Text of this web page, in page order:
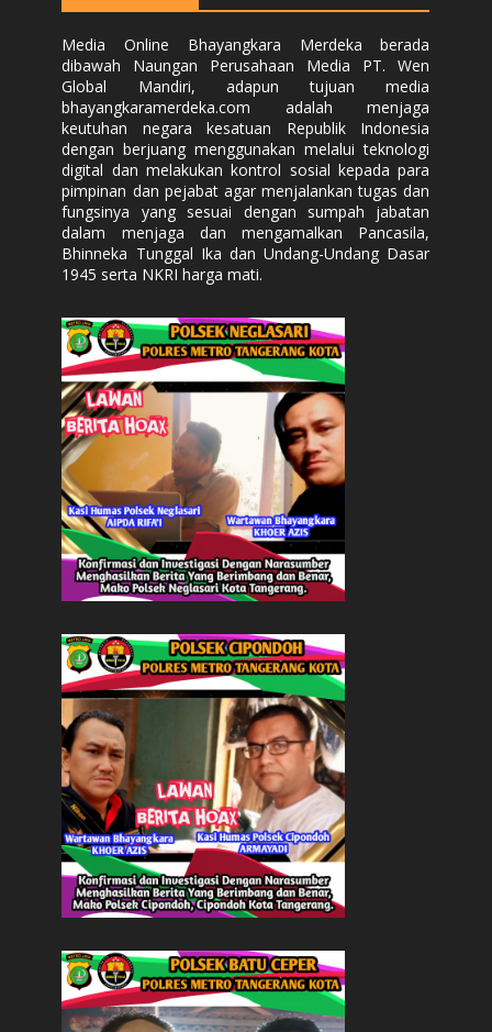
Media Online Bhayangkara Merdeka berada
dibawah Naungan Perusahaan Media PT. Wen
Global Mandiri, adapun tujuan media
bhayangkaramerdeka.com adalah menjaga
keutuhan negara kesatuan Republik Indonesia
dengan berjuang menggunakan melalui teknologi
digital dan melakukan kontrol sosial kepada para
pimpinan dan pejabat agar menjalankan tugas dan
fungsinya yang sesuai dengan sumpah jabatan
dalam menjaga dan mengamalkan Pancasila,
Bhinneka Tunggal Ika dan Undang-Undang Dasar
1945 serta NKRI harga mati.